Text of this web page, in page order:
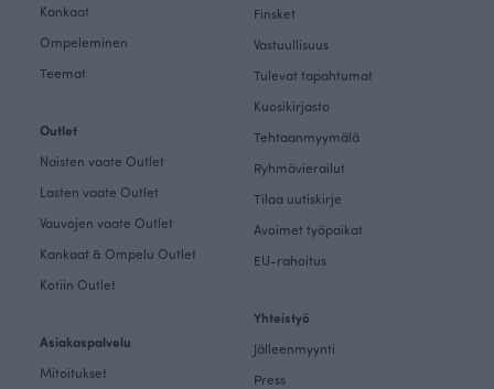
Kankaat
Ompeleminen
Teemat
Outlet
Naisten vaate Outlet
Lasten vaate Outlet
Vauvojen vaate Outlet
Kankaat & Ompelu Outlet
Kotiin Outlet
Asiakaspalvelu
Mitoitukset
Finsket
Vastuullisuus
Tulevat tapahtumat
Kuosikirjasto
Tehtaanmyymälä
Ryhmävierailut
Tilaa uutiskirje
Avoimet työpaikat
EU-rahoitus
Yhteistyö
Jälleenmyynti
Press